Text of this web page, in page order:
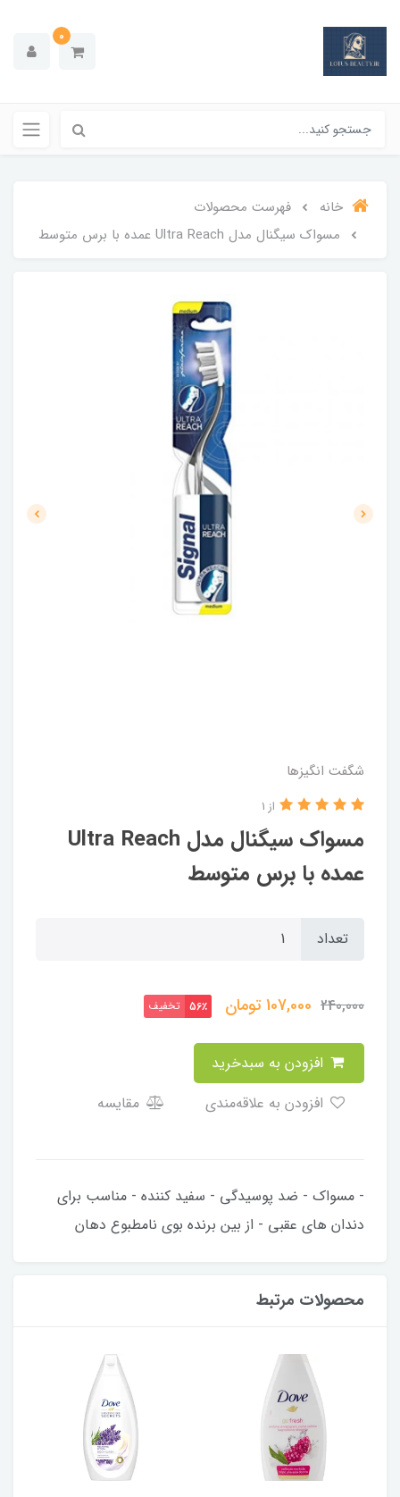
0
خانه
فهرست محصولات
مسواک سیگنال مدل Ultra Reach عمده با برس متوسط
شگفت انگيزها
مسواک سیگنال مدل Ultra Reach
عمده با برس متوسط
از 1
تعداد
240,000
107,000تومان 56٪ تخفیف
مقایسه
- مسواک - ضد پوسیدگی - سفید کننده - مناسب برای
دندان های عقبی - از بین برنده بوی نامطبوع دهان
محصولات مرتبط